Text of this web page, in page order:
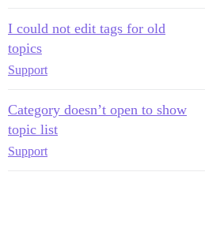
I could not edit tags for old
topics
Support
Category doesn’t open to show
topic list
Support